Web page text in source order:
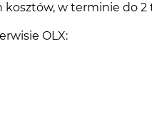
w terminie do
OLX: